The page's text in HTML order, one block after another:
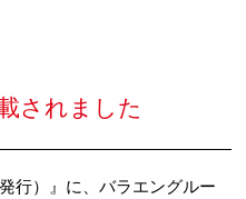
されました
行）』に、バラエングルー